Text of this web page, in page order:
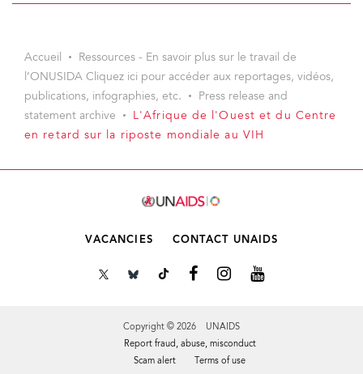
Accueil
Ressources - En savoir plus sur le travail de
l’ONUSIDA Cliquez ici pour accéder aux reportages, vidéos,
publications, infographies, etc.
Press release and
statement archive
L'Afrique de l'Ouest et du Centre
en retard sur la riposte mondiale au VIH
VACANCIES CONTACT UNAIDS
Copyright © 2026 UNAIDS
Report fraud, abuse, misconduct
Scam alert
Terms of use